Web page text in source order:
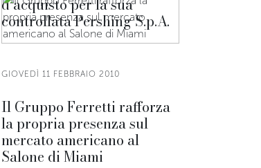
d’acquisto per la sua
controllata Pershing S.p.A.
GIOVEDÌ 11 FEBBRAIO 2010
Il Gruppo Ferretti rafforza
la propria presenza sul
mercato americano al
Salone di Miami